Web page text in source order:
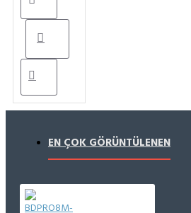
EN ÇOK GÖRÜNTÜLENEN